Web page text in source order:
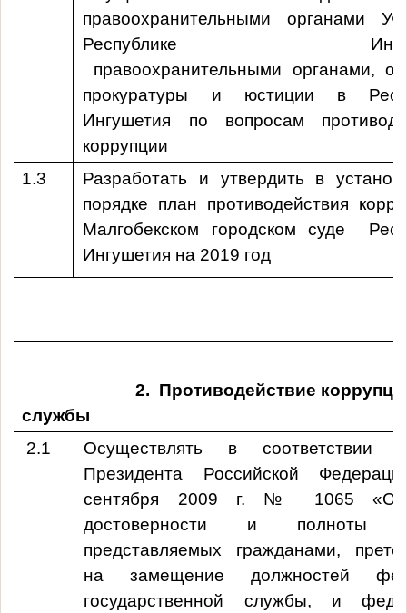
правоохранительными органами
Республике
правоохранительными органами,
прокуратуры и юстиции в
Ингушетия по вопросам
коррупции
1.3
Разработать и утвердить в
порядке план противодействия
Малгобекском городском суде
Ингушетия на 2019 год
2. Противодействие коррупции при
службы
2.1
Осуществлять в соответствии
Президента Российской
сентября 2009 г. № 1065 «О
достоверности и полноты
представляемых гражданами,
на замещение должностей
государственной службы, и